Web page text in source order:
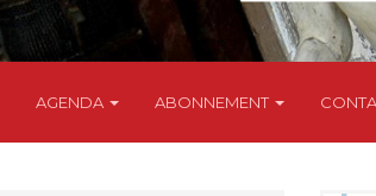
AGENDA ABONNEMENT